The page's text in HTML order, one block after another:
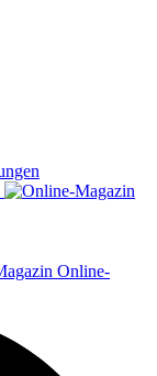
Online-